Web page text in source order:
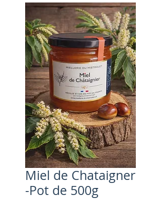
Miel de Chataigner
-Pot de 500g